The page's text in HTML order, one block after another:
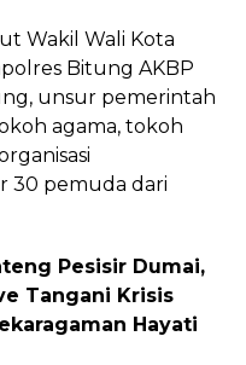
Wakil Wali Kota
Bitung AKBP
unsur pemerintah
agama, tokoh
30 pemuda dari
Pesisir Dumai,
Tangani Krisis
Hayati